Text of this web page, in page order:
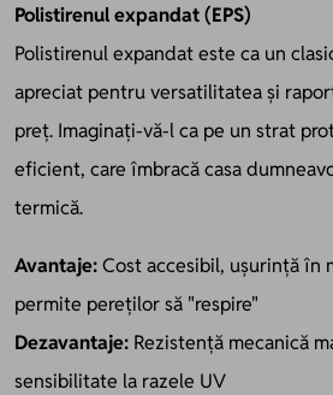
Polistirenul expandat (EPS)
Polistirenul expandat este ca un
apreciat pentru versatilitatea și
preț. Imaginați-vă-l ca pe un strat
eficient, care îmbracă casa
termică.
Avantaje:Cost accesibil, ușurință în
permite pereților să "respire"
Dezavantaje: Rezistență mecanică
sensibilitate la razele UV